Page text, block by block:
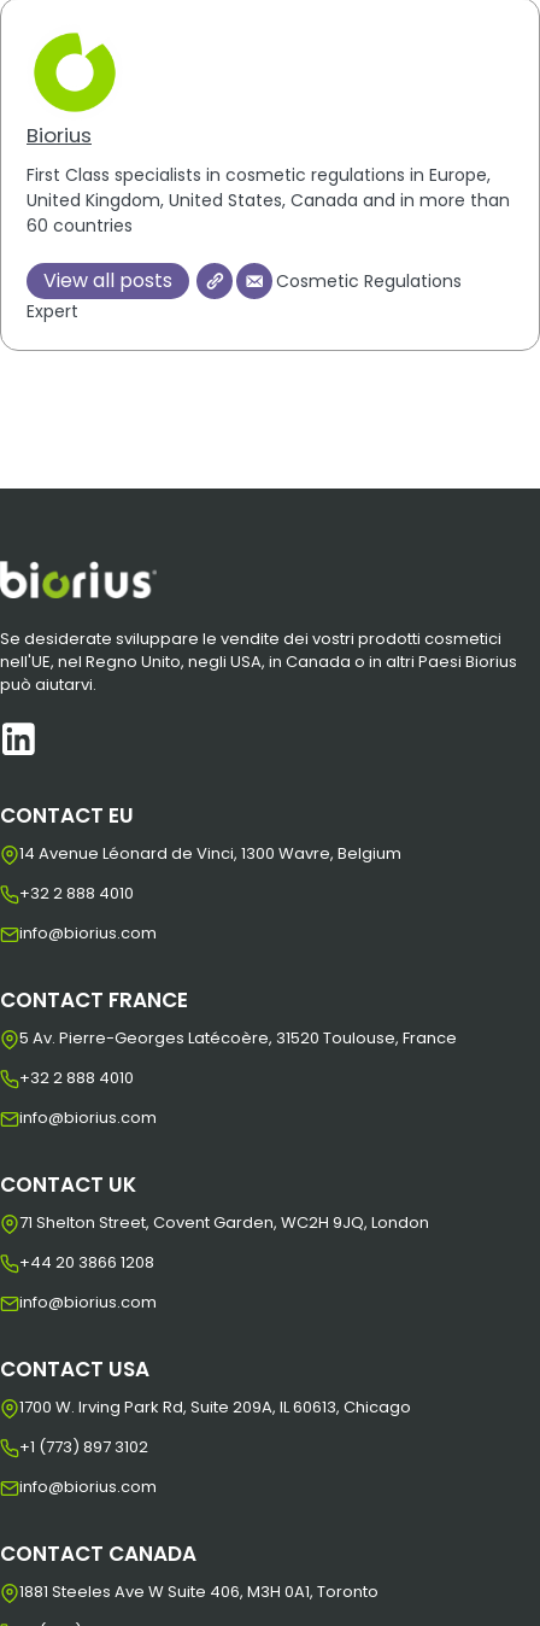
Biorius
First Class specialists in cosmetic regulations in Europe,
United Kingdom, United States, Canada and in more than
60 countries
View all posts
Cosmetic Regulations
Expert
Se desiderate sviluppare le vendite dei vostri prodotti cosmetici
nell'UE, nel Regno Unito, negli USA, in Canada o in altri Paesi Biorius
può aiutarvi.
CONTACT EU
14 Avenue Léonard de Vinci, 1300 Wavre, Belgium
+32 2 888 4010
info@biorius.com
CONTACT FRANCE
5 Av. Pierre-Georges Latécoère, 31520 Toulouse, France
+32 2 888 4010
info@biorius.com
CONTACT UK
71 Shelton Street, Covent Garden, WC2H 9JQ, London
+44 20 3866 1208
info@biorius.com
CONTACT USA
1700 W. Irving Park Rd, Suite 209A, IL 60613, Chicago
+1 (773) 897 3102
info@biorius.com
CONTACT CANADA
1881 Steeles Ave W Suite 406, M3H 0A1, Toronto